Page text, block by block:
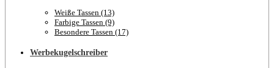
Weiße Tassen (13)
Farbige Tassen (9)
Besondere Tassen (17)
Werbekugelschreiber